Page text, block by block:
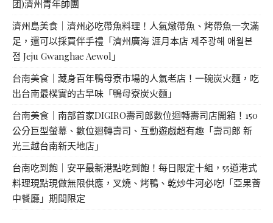
团)濟州青年帥團
濟州島美食｜濟州必吃帶魚料理！人氣燉帶魚、烤帶魚一次滿
足，還可以採買伴手禮「濟州廣海 涯月本店 제주광해 애월본
점 Jeju Gwanghae Aewol」
台南美食｜藏身百年鴨母寮市場的人氣老店！一碗炭火麵，吃
出台南最樸實的古早味「鴨母寮炭火麵」
台南美食｜南部首家DIGIRO壽司郎數位迴轉壽司店開箱！150
公分巨型螢幕、數位迴轉壽司、互動遊戲超有趣「壽司郎 新
光三越台南新天地店」
台南吃到飽｜安平最新港點吃到飽！每日限定十組，55道港式
料理現點現做無限供應，叉燒、烤鴨、乾炒牛河必吃!「亞果薈
中餐廳」期間限定